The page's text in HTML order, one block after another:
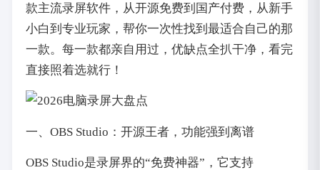
款主流录屏软件，从开源免费到国产付费，从新手
小白到专业玩家，帮你一次性找到最适合自己的那
一款。每一款都亲自用过，优缺点全扒干净，看完
直接照着选就行！
一、OBS Studio：开源王者，功能强到离谱
OBS Studio是录屏界的“免费神器”，它支持